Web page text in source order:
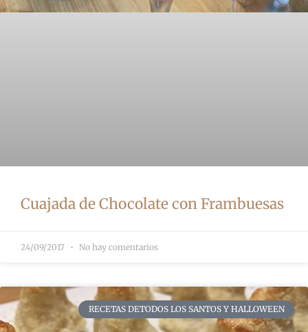
Cuajada de Chocolate con Frambuesas
24/09/2017 No hay comentarios
RECETAS DETODOS LOS SANTOS Y HALLOWEEN